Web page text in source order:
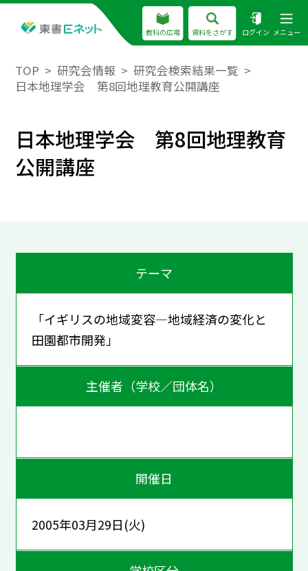
教科の広場 資料をさがす ログイン メニュー
TOP 研究会情報
研究会検索結果一覧
日本地理学会 第8回地理教育公開講座
日本地理学会 第8回地理教育
公開講座
テーマ
「イギリスの地域変容―地域経済の変化と
田園都市開発」
主催者（学校／団体名）
開催日
2005年03月29日(火)